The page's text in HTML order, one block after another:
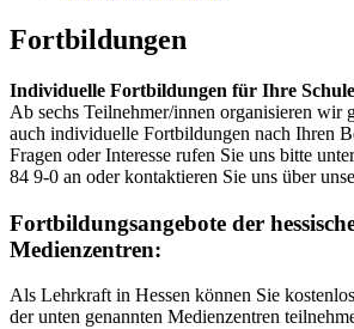
Fortbildungen
Individuelle Fortbildungen für Ihre Schule
Ab sechs Teilnehmer/innen organisieren wir
auch individuelle Fortbildungen nach Ihren
Fragen oder Interesse rufen Sie uns bitte
84 9-0 an oder kontaktieren Sie uns über
Fortbildungsangebote der
Medienzentren:
Als Lehrkraft in Hessen können Sie
der unten genannten Medienzentren